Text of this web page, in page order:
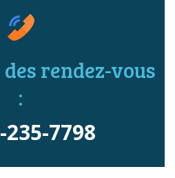
rendez-vous
:
235-7798